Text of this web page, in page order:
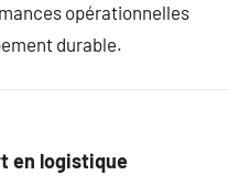
opérationnelles
durable.
en logistique